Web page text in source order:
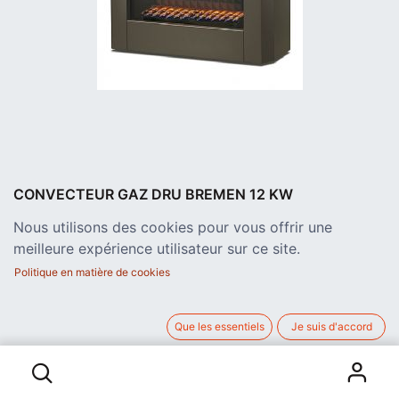
CONVECTEUR GAZ DRU BREMEN 12 KW
Poêle au gaz naturel ou propane avec thermostat en acier de
couleur anthracite.
Puissance de 10 à 12 kW suivant le type de gaz.
Raccordement ouvert sur cheminée : une arrivée d'air
extérieure est obligatoire.
1.854,00
hors TVA
Nous utilisons des cookies pour vous offrir une
meilleure expérience utilisateur sur ce site.
Politique en matière de cookies
Que les essentiels Je suis d'accord